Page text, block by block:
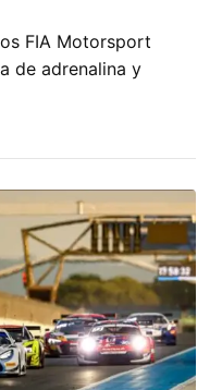
FIA Motorsport
de adrenalina y